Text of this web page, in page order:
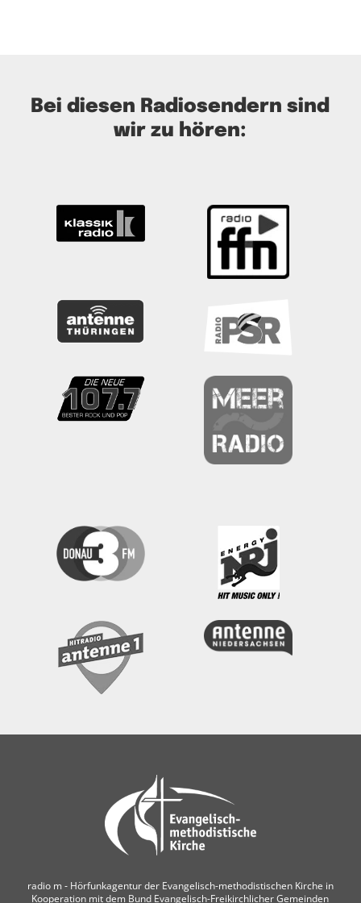
Bei diesen Radiosendern sind
wir zu hören:
radio m ‐ Hörfunkagentur der Evangelisch-methodistischen Kirche in
Kooperation mit dem Bund Evangelisch-Freikirchlicher Gemeinden